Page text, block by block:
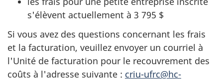
s'élèvent actuellement à 3 795 $
Si vous avez des questions concernant les frais
et la facturation, veuillez envoyer un courriel à
l'Unité de facturation pour le recouvrement des
coûts à l'adresse suivante : criu-ufrc@hc-